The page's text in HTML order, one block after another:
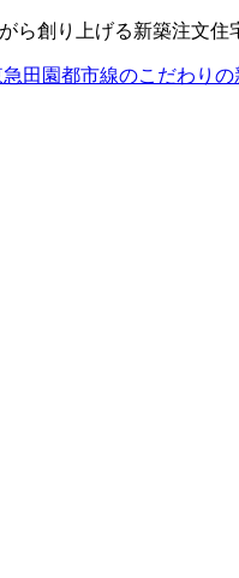
ら創り上げる新築注文